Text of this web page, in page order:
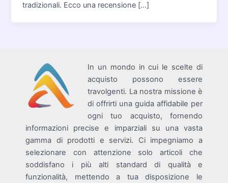
tradizionali. Ecco una recensione […]
In un mondo in cui le scelte di
acquisto possono essere
travolgenti. La nostra missione è
di offrirti una guida affidabile per
ogni tuo acquisto, fornendo
informazioni precise e imparziali su una vasta
gamma di prodotti e servizi. Ci impegniamo a
selezionare con attenzione solo articoli che
soddisfano i più alti standard di qualità e
funzionalità, mettendo a tua disposizione le